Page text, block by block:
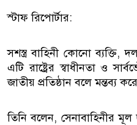
স্টাফ রিপোর্টার:
সশস্ত্র বাহিনী কোনো ব্যক্তি,
এটি রাষ্ট্রের স্বাধীনতা ও
জাতীয় প্রতিষ্ঠান বলে মন্তব্য
তিনি বলেন, সেনাবাহিনীর মূল